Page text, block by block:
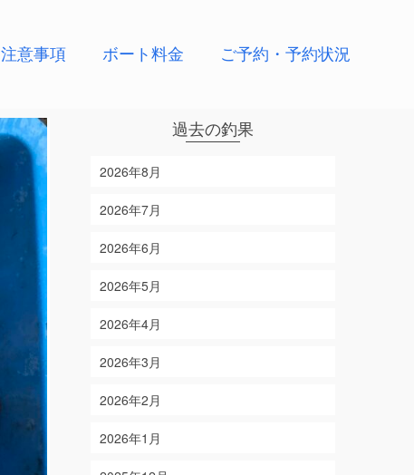
注意事項 ボート料金 ご予約・予約状況
過去の釣果
2026年8月
2026年7月
2026年6月
2026年5月
2026年4月
2026年3月
2026年2月
2026年1月